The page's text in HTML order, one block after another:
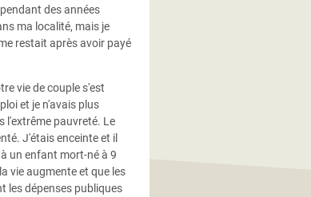
des années
ma localité, mais je
restait après avoir payé
vie de couple s'est
et je n'avais plus
l'extrême pauvreté. Le
J'étais enceinte et il
un enfant mort-né à 9
vie augmente et que les
les dépenses publiques